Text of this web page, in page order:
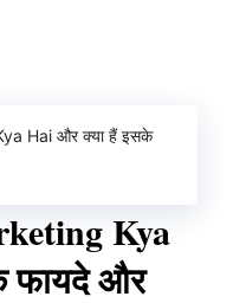
Hai और क्या हैं इसके
Kya
फायदे और